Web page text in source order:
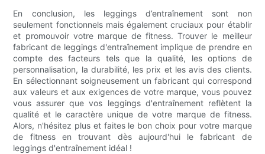
En conclusion, les leggings d’entraînement sont non
seulement fonctionnels mais également cruciaux pour établir
et promouvoir votre marque de fitness. Trouver le meilleur
fabricant de leggings d'entraînement implique de prendre en
compte des facteurs tels que la qualité, les options de
personnalisation, la durabilité, les prix et les avis des clients.
En sélectionnant soigneusement un fabricant qui correspond
aux valeurs et aux exigences de votre marque, vous pouvez
vous assurer que vos leggings d'entraînement reflètent la
qualité et le caractère unique de votre marque de fitness.
Alors, n'hésitez plus et faites le bon choix pour votre marque
de fitness en trouvant dès aujourd'hui le fabricant de
leggings d'entraînement idéal !